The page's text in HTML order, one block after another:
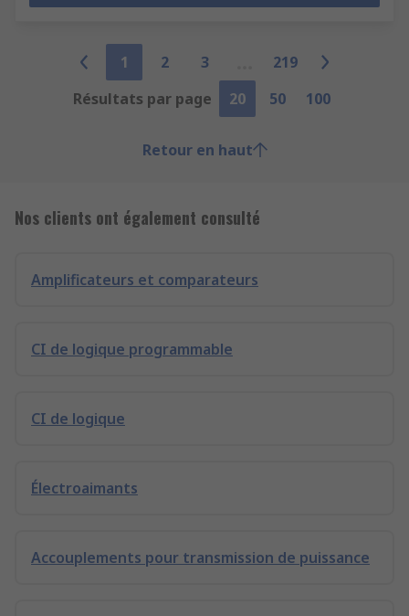
1 2 3
219
Résultats par page
20 50 100
Retour en haut
Nos clients ont également consulté
Amplificateurs et comparateurs
CI de logique programmable
CI de logique
Électroaimants
Accouplements pour transmission de puissance